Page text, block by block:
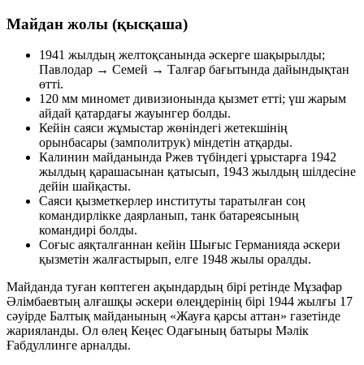
Майдан жолы (қысқаша)
1941 жылдың желтоқсанында әскерге шақырылды;
Павлодар → Семей → Талғар бағытында дайындықтан
өтті.
120 мм миномет дивизионында қызмет етті; үш жарым
айдай қатардағы жауынгер болды.
Кейін саяси жұмыстар жөніндегі жетекшінің
орынбасары (замполитрук) міндетін атқарды.
Калинин майданында Ржев түбіндегі ұрыстарға 1942
жылдың қарашасынан қатысып, 1943 жылдың шілдесіне
дейін шайқасты.
Саяси қызметкерлер институты таратылған соң
командирлікке даярланып, танк батареясының
командирі болды.
Соғыс аяқталғаннан кейін Шығыс Германияда әскери
қызметін жалғастырып, елге 1948 жылы оралды.
Майданда туған көптеген ақындардың бірі ретінде Мұзафар
Әлімбаевтың алғашқы әскери өлеңдерінің бірі 1944 жылғы 17
сәуірде Балтық майданының «Жауға қарсы аттан» газетінде
жарияланды. Ол өлең Кеңес Одағының батыры Мәлік
Ғабдуллинге арналды.